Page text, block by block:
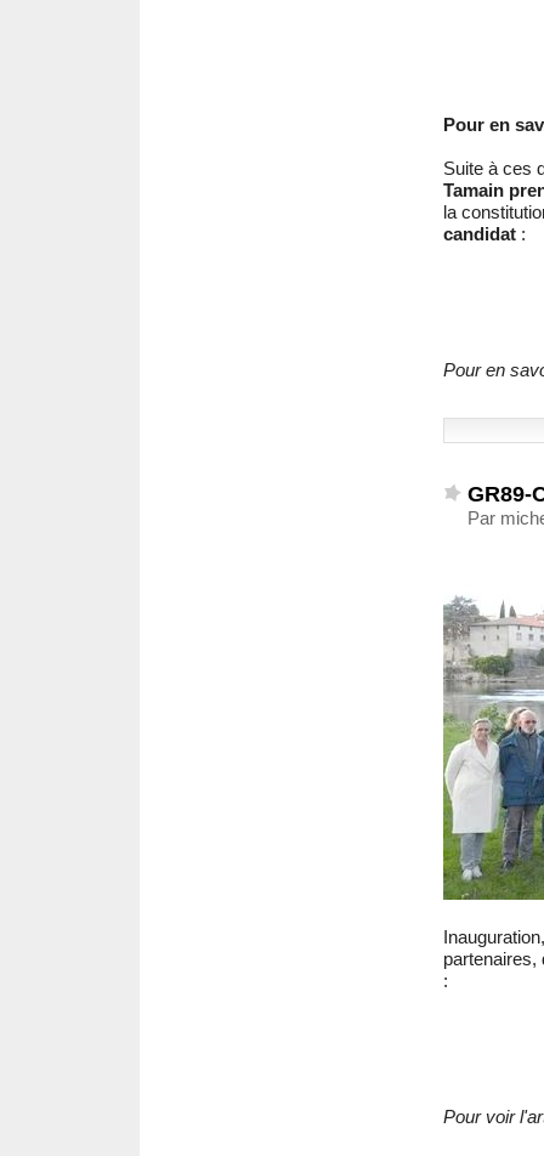
Pour en
Suite à ces
Tamain
la
candidat :
Pour en
GR89-
Par
partenaires,
:
Pour voir